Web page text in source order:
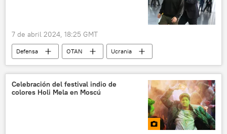
Organismo Internacional de Energía Atómica (OIEA)
Rosatom
🌍 Europa
📰 Ataques ucranianos a la central nuclear de Zaporozhie
7 de abril 2024, 18:25 GMT
Defensa OTAN
Ucrania
💬 Opinión y Análisis
Polonia
🛡️ Zonas de conflicto
📰 Operación rusa de desmilitarización y desnazificación de Ucrania
Celebración del festival indio de
colores Holi Mela en Moscú